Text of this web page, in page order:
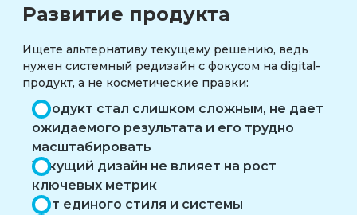
Развитие продукта
Ищете альтернативу текущему решению, ведь
нужен системный редизайн с фокусом на digital-
продукт, а не косметические правки:
Продукт стал слишком сложным, не дает
ожидаемого результата и его трудно
масштабировать
Текущий дизайн не влияет на рост
ключевых метрик
Нет единого стиля и системы